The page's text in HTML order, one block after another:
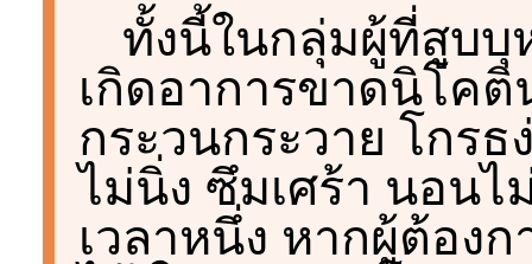
ทั้งนี้ในกลุ่มผู้ที่สูบบุ
เกิดอาการขาดนิโค
กระวนกระวาย โกร
ไม่นิ่ง ซึมเศร้า นอนไ
เวลาหนึ่ง หากผู้ต้อง